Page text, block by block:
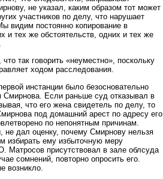
не указал, каким образом тот может
участников по делу, что нарушает
видим постоянно копирование в
и тех же обстоятельств, одних и тех же
так говорить «неуместно», поскольку
ходом расследования.
инстанции было безосновательно
Смирнова. Если раньше суд отказывал в
что его жена свидетель по делу, то
под домашний арест по адресу его
по непонятным причинам.
не дал оценку, почему Смирнову нельзя
избирать ему избыточную меру
Матросов присутствовал в зале облсуда
сомнений, повторно опросить его.
возникло.